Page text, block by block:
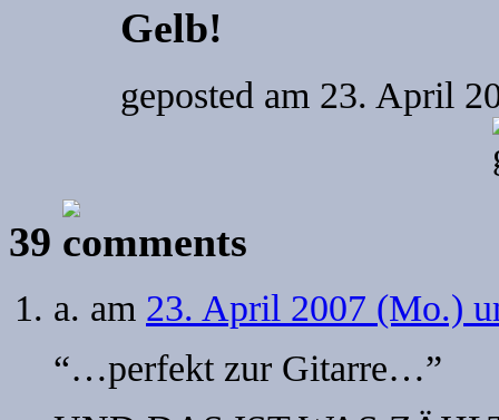
Gelb!
geposted am 23. April
39
a. am 23. April 2007 (Mo.)
“…perfekt zur Gitarre…”